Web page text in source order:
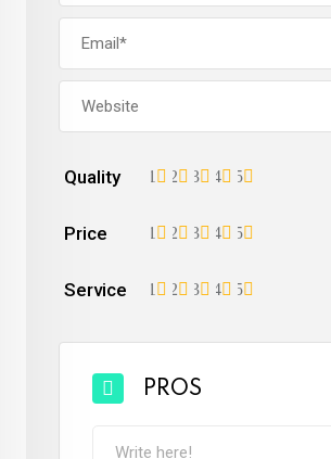
Quality 5
4
3
2
1
Price 5
4
3
2
1
Service 5
4
3
2
1
PROS